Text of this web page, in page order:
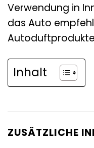
Verwendung in
das Auto
Inhalt
ZUSÄTZLICHE